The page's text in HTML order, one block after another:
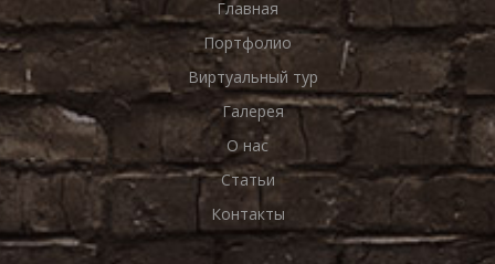
Главная
Портфолио
Виртуальный тур
Галерея
О нас
Статьи
Контакты